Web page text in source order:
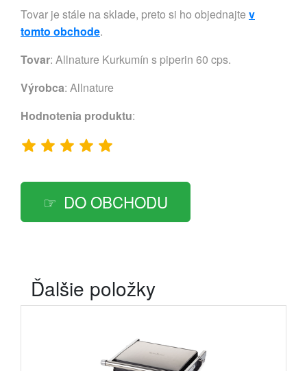
Tovar je stále na sklade, preto si ho objednajte v
tomto obchode.
Tovar: Allnature Kurkumín s piperin 60 cps.
Výrobca: Allnature
Hodnotenia produktu:
DO OBCHODU
Ďalšie položky